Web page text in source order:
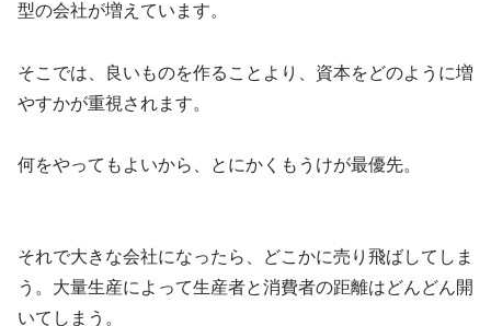
型の会社が増えています。
そこでは、良いものを作ることより、資本をどのように増
やすかが重視されます。
何をやってもよいから、とにかくもうけが最優先。
それで大きな会社になったら、どこかに売り飛ばしてしま
う。大量生産によって生産者と消費者の距離はどんどん開
いてしまう。